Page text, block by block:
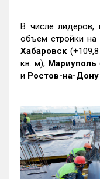
В числе лидеров,
объем стройки на
Хабаровск
кв. м), Мариуполь
и Ростов-на-Дону